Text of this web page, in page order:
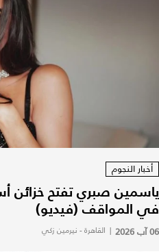
أخبار النجوم
ياسمين صبري تفتح خزائن
في المواقف (فيديو)
06 آب 2026 | القاهرة - نيرمين زكي